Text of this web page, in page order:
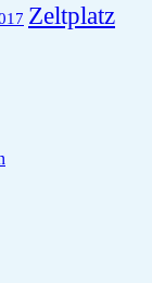
Zeltplatz